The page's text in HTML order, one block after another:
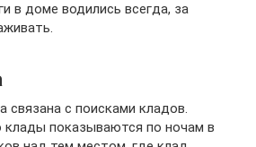
в доме водились всегда, за
связана с поисками кладов.
клады показываются по ночам в